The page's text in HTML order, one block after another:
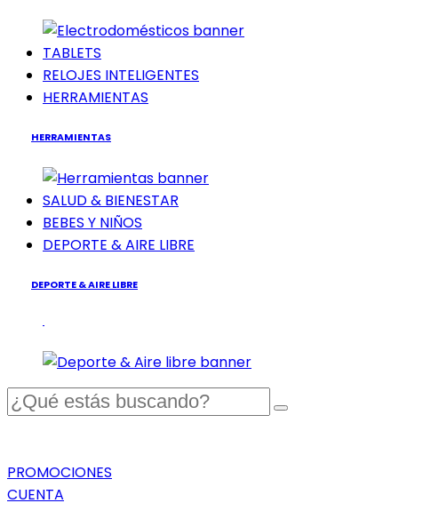
TABLETS
RELOJES INTELIGENTES
HERRAMIENTAS
HERRAMIENTAS
SALUD & BIENESTAR
BEBES Y NIÑOS
DEPORTE & AIRE LIBRE
DEPORTE & AIRE LIBRE
PROMOCIONES
CUENTA